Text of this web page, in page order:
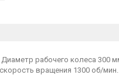
рабочего колеса
вращения 1300 об/